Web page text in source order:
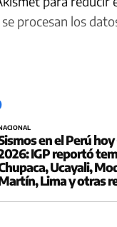
procesan los
en el Perú
IGP reportó
Ucayali,
Lima y otras